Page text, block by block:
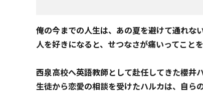
俺の今までの人生は、あの夏を避けて通れない
人を好きになると、せつなさが痛いってこと
西泉高校へ英語教師として赴任してきた櫻井
生徒から恋愛の相談を受けたハルカは、自ら